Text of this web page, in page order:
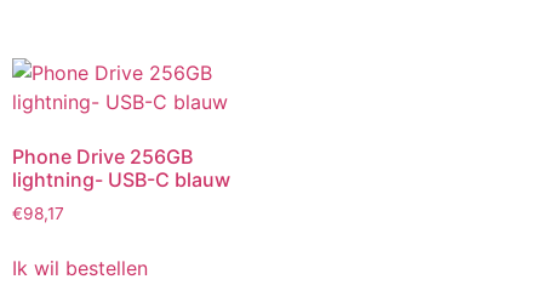
Phone Drive 256GB
lightning- USB-C blauw
€98,17
Ik wil bestellen